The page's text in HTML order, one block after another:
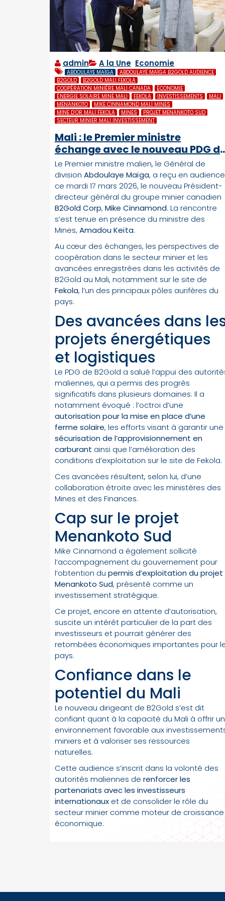
admin A la Une Economie
ABDOULAYE MAÏGA
ABDOULAYE MAÏGA B2GOLD AUDIENCE
B2GOLD
B2GOLD MALI FEKOLA
COOPÉRATION MINIÈRE MALI CANADA
ÉCONOMIE
ÉNERGIE SOLAIRE MINE MALI
FEKOLA INVESTISSEMENTS
MALI
MENANKOTO
MIKE CINNAMOND MALI MINES
MINE D’OR MALI FEKOLA
MINES
PROJET MENANKOTO SUD
SECTEUR MINIER MALI INVESTISSEMENT
Mali : le Premier ministre
échange avec le nouveau PDG
B2Gold sur les perspectives
minières
Le Premier ministre malien, le Général de
division Abdoulaye Maïga, a reçu en
ce mardi 17 mars 2026, le nouveau Président-
directeur général du groupe minier canadien
B2Gold Corp, Mike Cinnamond. La rencontre
s’est tenue en présence du ministre des
Mines, Amadou Keïta.
Au cœur des échanges, les perspectives de
coopération dans le secteur minier et les
avancées enregistrées dans les activités de
B2Gold au Mali, notamment sur le site de
Fekola, l’un des principaux pôles aurifères du
pays.
Des avancées dans
projets énergétiques
et logistiques
Le PDG de B2Gold a salué l’appui des
maliennes, qui a permis des progrès
significatifs dans plusieurs domaines. Il a
notamment évoqué : l’octroi d’une
autorisation pour la mise en place d’une
ferme solaire, les efforts visant à garantir une
sécurisation de l’approvisionnement en
carburant ainsi que l’amélioration des
conditions d’exploitation sur le site de Fekola.
Ces avancées résultent, selon lui, d’une
collaboration étroite avec les ministères des
Mines et des Finances.
Cap sur le projet
Menankoto Sud
Mike Cinnamond a également sollicité
l’accompagnement du gouvernement pour
l’obtention du permis d’exploitation du projet
Menankoto Sud, présenté comme un
investissement stratégique.
Ce projet, encore en attente d’autorisation,
suscite un intérêt particulier de la part des
investisseurs et pourrait générer des
retombées économiques importantes pour
pays.
Confiance dans le
potentiel du Mali
Le nouveau dirigeant de B2Gold s’est dit
confiant quant à la capacité du Mali à offrir un
environnement favorable aux
miniers et à valoriser ses ressources
naturelles.
Cette audience s’inscrit dans la volonté des
autorités maliennes de renforcer les
partenariats avec les investisseurs
internationaux et de consolider le rôle du
secteur minier comme moteur de croissance
économique.